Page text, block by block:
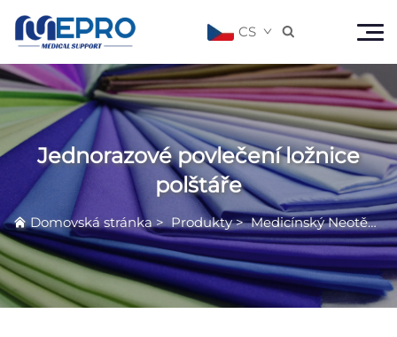
CS 
Jednorazové povlečení ložnice
polštáře
Domovská stránka > Produkty>Medicínský Neotěkavý Produkt